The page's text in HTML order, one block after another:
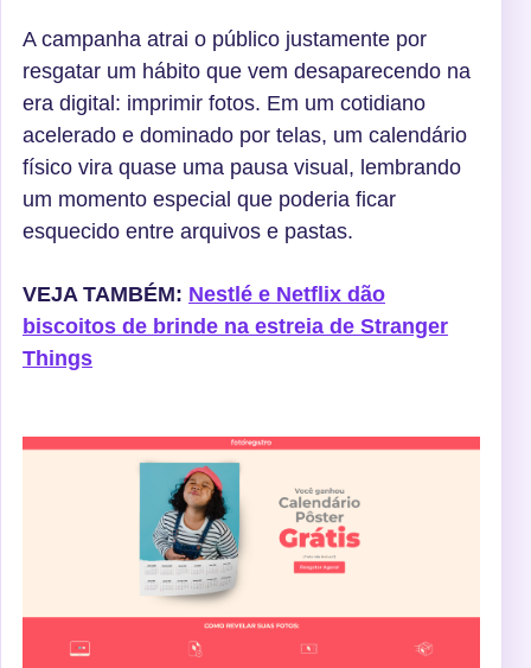
A campanha atrai o público justamente por
resgatar um hábito que vem desaparecendo na
era digital: imprimir fotos. Em um cotidiano
acelerado e dominado por telas, um calendário
físico vira quase uma pausa visual, lembrando
um momento especial que poderia ficar
esquecido entre arquivos e pastas.
VEJA TAMBÉM: Nestlé e Netflix dão
biscoitos de brinde na estreia de Stranger
Things